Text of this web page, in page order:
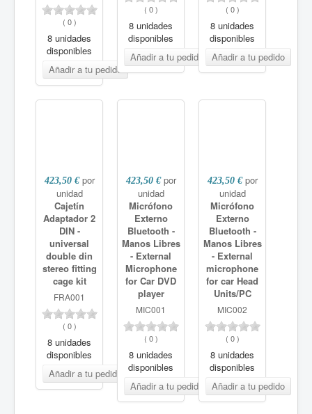
( 0)
8 unidades
disponibles
( 0)
8 unidades
disponibles
( 0)
8 unidades
disponibles
423,50 € por
unidad
Cajetín
Adaptador 2
DIN -
universal
double din
stereo fitting
cage kit
FRA001
( 0)
8 unidades
disponibles
423,50 € por
unidad
Micrófono
Externo
Bluetooth -
Manos Libres
- External
Microphone
for Car DVD
player
MIC001
( 0)
8 unidades
disponibles
423,50 € por
unidad
Micrófono
Externo
Bluetooth -
Manos Libres
- External
microphone
for car Head
Units/PC
MIC002
( 0)
8 unidades
disponibles